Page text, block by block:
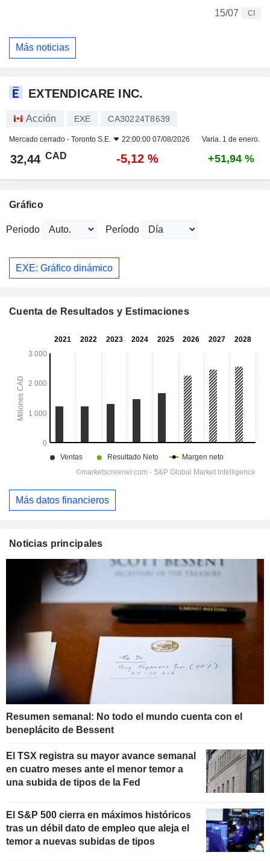
15/07 CI
Más noticias
EXTENDICARE INC.
Acción EXE CA30224T8639
Mercado cerrado - Toronto S.E. 22:00:00 07/08/2026 Varia. 1 de enero.
32,44 CAD -5,12 % +51,94 %
Gráfico
Periodo Período
EXE: Gráfico dinámico
Cuenta de Resultados y Estimaciones
Más datos financieros
Noticias principales
Resumen semanal: No todo el mundo cuenta con el
beneplácito de Bessent
El TSX registra su mayor avance semanal
en cuatro meses ante el menor temor a
una subida de tipos de la Fed
El S&P 500 cierra en máximos históricos
tras un débil dato de empleo que aleja el
temor a nuevas subidas de tipos